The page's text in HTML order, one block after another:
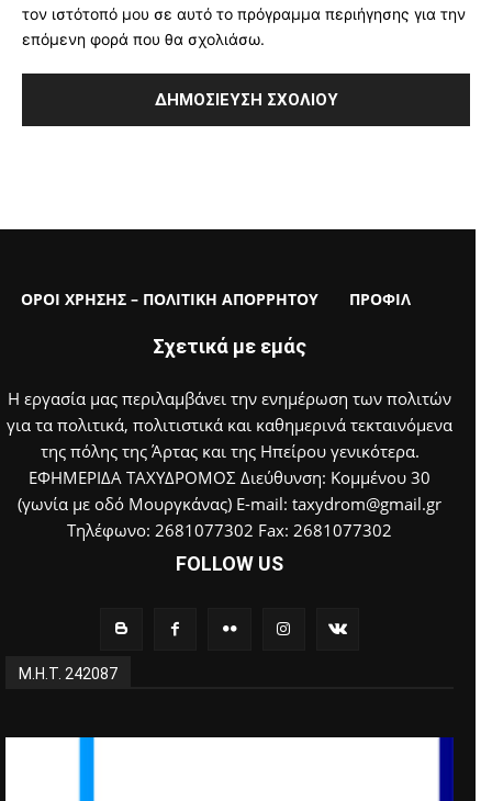
τον ιστότοπό μου σε αυτό το πρόγραμμα περιήγησης για την
επόμενη φορά που θα σχολιάσω.
ΟΡΟΙ ΧΡΗΣΗΣ – ΠΟΛΙΤΙΚΗ ΑΠΟΡΡΗΤΟΥ ΠΡΟΦΙΛ
Σχετικά με εμάς
Η εργασία μας περιλαμβάνει την ενημέρωση των πολιτών
για τα πολιτικά, πολιτιστικά και καθημερινά τεκταινόμενα
της πόλης της Άρτας και της Ηπείρου γενικότερα.
ΕΦΗΜΕΡΙΔΑ ΤΑΧΥΔΡΟΜΟΣ Διεύθυνση: Κομμένου 30
(γωνία με οδό Μουργκάνας) E-mail: taxydrom@gmail.gr
Τηλέφωνο: 2681077302 Fax: 2681077302
FOLLOW US
Μ.Η.Τ. 242087